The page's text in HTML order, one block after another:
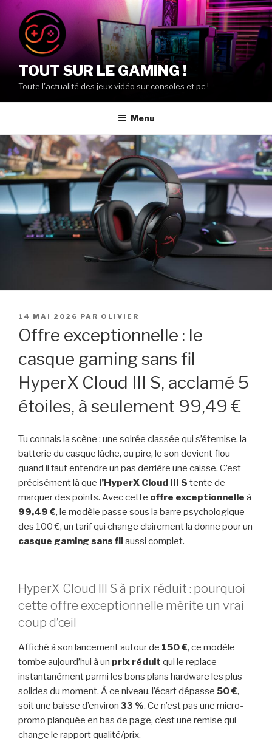
contenu
principal
TOUT SUR LE GAMING !
Toute l'actualité des jeux vidéo sur consoles et pc !
Menu
PUBLIÉ
14 MAI 2026 PAR OLIVIER
Offre exceptionnelle : le
casque gaming sans fil
HyperX Cloud III S, acclamé 5
étoiles, à seulement 99,49 €
Tu connais la scène : une soirée classée qui s’éternise, la
batterie du casque lâche, ou pire, le son devient flou
quand il faut entendre un pas derrière une caisse. C’est
précisément là que l’HyperX Cloud III S tente de
marquer des points. Avec cette offre exceptionnelle à
99,49 €, le modèle passe sous la barre psychologique
des 100 €, un tarif qui change clairement la donne pour un
casque gaming sans filaussi complet.
HyperX Cloud III S à prix réduit : pourquoi
cette offre exceptionnelle mérite un vrai
coup d’œil
Affiché à son lancement autour de 150 €, ce modèle
tombe aujourd’hui à un prix réduit qui le replace
instantanément parmi les bons plans hardware les plus
solides du moment. À ce niveau, l’écart dépasse 50 €,
soit une baisse d’environ 33 %. Ce n’est pas une micro-
promo planquée en bas de page, c’est une remise qui
change le rapport qualité/prix.